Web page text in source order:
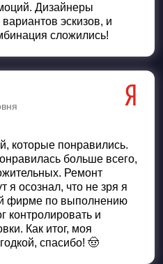
Дизайнеры
эскизов, и
сложились!
которые понравились.
больше всего,
Ремонт
я осознал, что не зря я
фирме по выполнению
контролировать и
Как итог, моя
спасибо! 🤠